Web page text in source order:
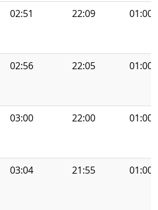
02:51 22:09 01:00
02:56 22:05 01:00
03:00 22:00 01:00
03:04 21:55 01:00